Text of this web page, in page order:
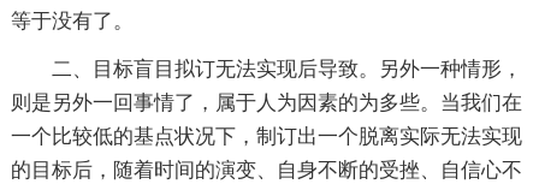
等于没有了。
二、目标盲目拟订无法实现后导致。另外一种情形，
则是另外一回事情了，属于人为因素的为多些。当我们在
一个比较低的基点状况下，制订出一个脱离实际无法实现
的目标后，随着时间的演变、自身不断的受挫、自信心不